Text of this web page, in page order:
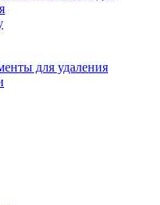
для удаления